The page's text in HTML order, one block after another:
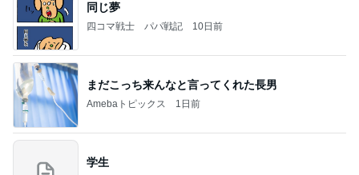
同じ夢
四コマ戦士 パパ戦記 10日前
まだこっち来んなと言ってくれた長男
Amebaトピックス 1日前
学生